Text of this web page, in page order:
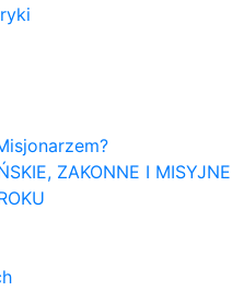
ZAKONNE I MISYJNE